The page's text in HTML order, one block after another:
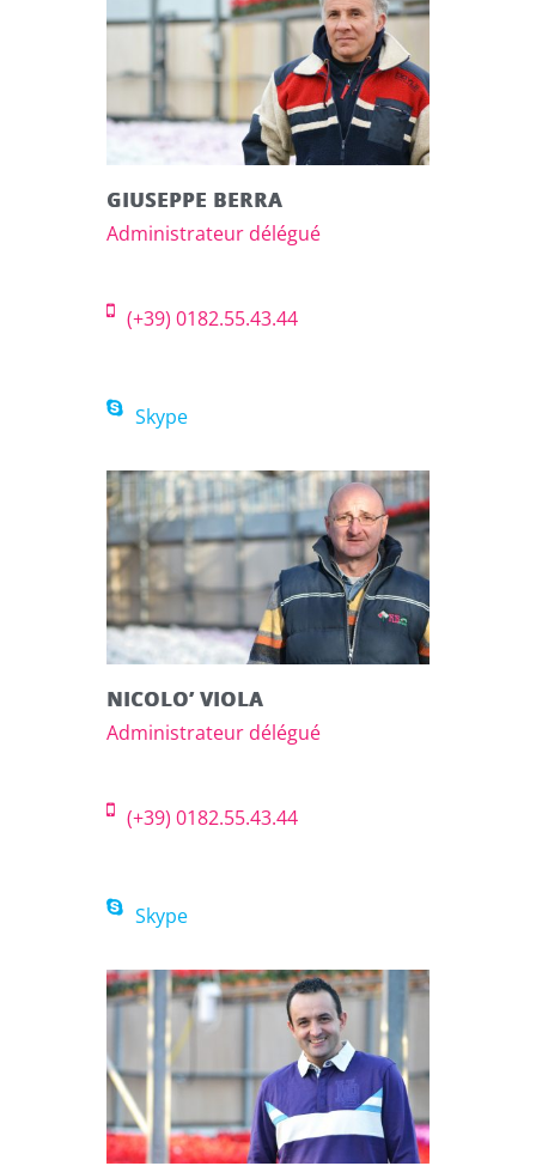
GIUSEPPE BERRA
Administrateur délégué
(+39) 0182.55.43.44
Skype
NICOLO’ VIOLA
Administrateur délégué
(+39) 0182.55.43.44
Skype